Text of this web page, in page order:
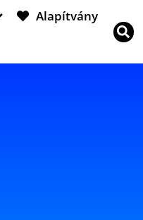
Alapítvány